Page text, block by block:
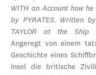
WITH an Account how
by PYRATES. Written
TAYLOR at the Ship
Angeregt von einem
Geschichte eines
Insel die britische